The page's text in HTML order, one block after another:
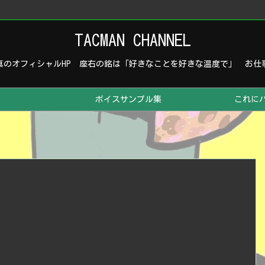
TACMAN CHANNEL
のオフィシャルHP 座右の銘は「好きなことを好きな温度で」 お仕
ボイスサンプル集 これに